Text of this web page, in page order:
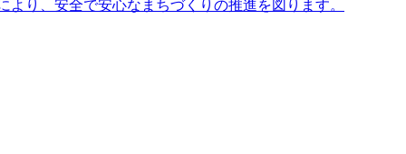
り、安全で安心なまちづくりの推進を図ります。